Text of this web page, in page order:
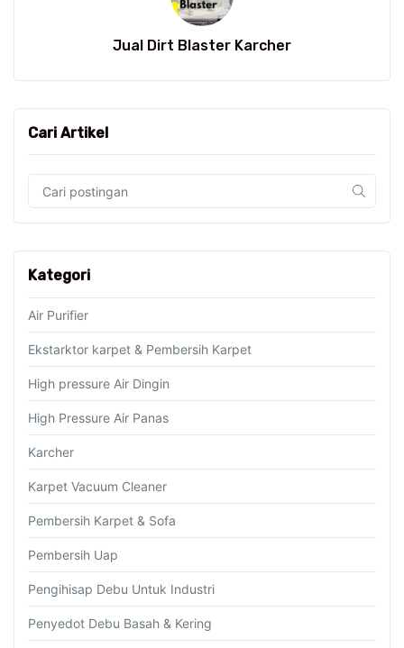
Jual Dirt Blaster Karcher
Cari Artikel
Kategori
Air Purifier
Ekstarktor karpet & Pembersih Karpet
High pressure Air Dingin
High Pressure Air Panas
Karcher
Karpet Vacuum Cleaner
Pembersih Karpet & Sofa
Pembersih Uap
Pengihisap Debu Untuk Industri
Penyedot Debu Basah & Kering